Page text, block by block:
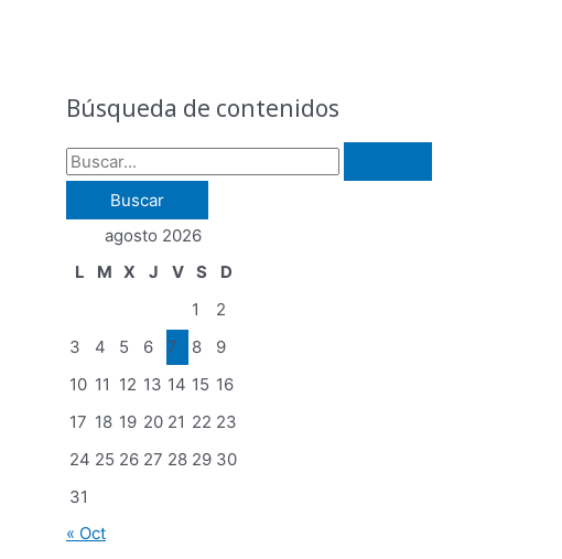
Búsqueda de contenidos
c
a
r
agosto 2026
L
M X J V S
D
1
2
3
4 5 6 7 8
9
10 11 12 13 14 15 16
17 18 19 20 21 22 23
24 25 26 27 28 29 30
31
« Oct